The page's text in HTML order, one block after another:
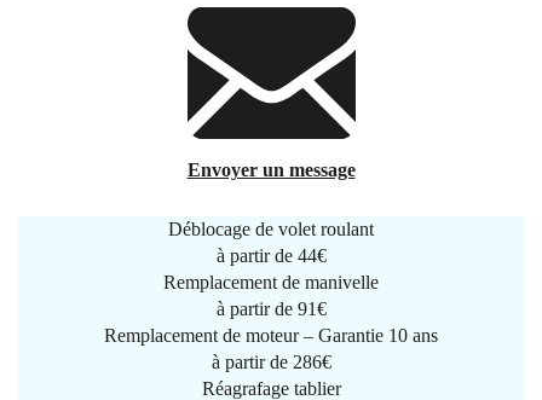
Envoyer un message
Déblocage de volet roulant
à partir de 44€
Remplacement de manivelle
à partir de 91€
Remplacement de moteur – Garantie 10 ans
à partir de 286€
Réagrafage tablier